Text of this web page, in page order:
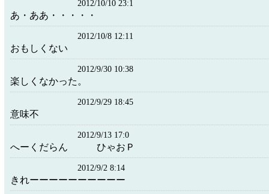
2012/10/10 23:1
あ・ああ・・・・・
2012/10/8 12:11
おもしくない
2012/9/30 10:38
楽しくなかった。
2012/9/29 18:45
意味不
2012/9/13 17:0
へーくだらん ひゃおＰ
2012/9/2 8:14
きれーーーーーーーーーー